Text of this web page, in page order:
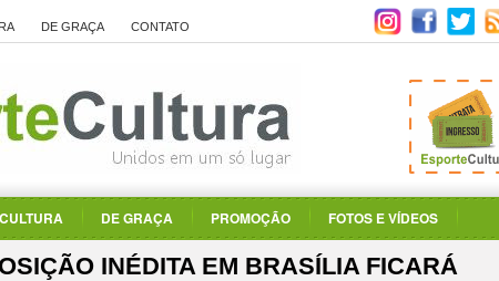
DE GRAÇA CONTATO
CULTURA DE GRAÇA PROMOÇÃO FOTOS E VÍDEOS
INÉDITA EM BRASÍLIA FICARÁ